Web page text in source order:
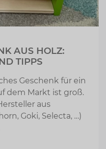
AUS HOLZ:
TIPPS
Geschenk für ein
dem Markt ist groß.
aus
Goki, Selecta, …)